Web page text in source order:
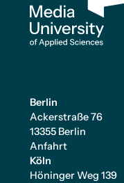
Berlin
Ackerstraße 76
13355 Berlin
Anfahrt
Köln
Höninger Weg 139